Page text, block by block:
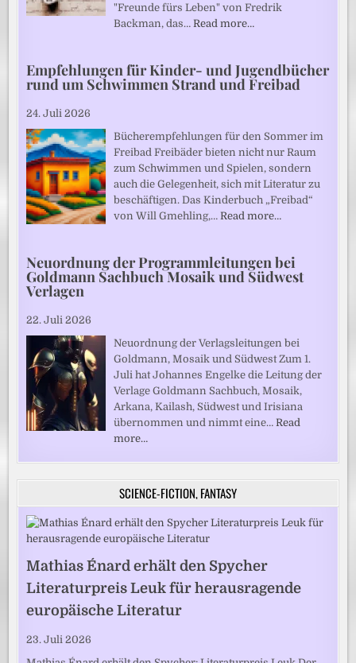
"Freunde fürs Leben" von Fredrik
Backman, das…Read more…
Empfehlungen für Kinder- und Jugendbücher
rund um Schwimmen Strand und Freibad
24. Juli 2026
Bücherempfehlungen für den Sommer im
Freibad Freibäder bieten nicht nur Raum
zum Schwimmen und Spielen, sondern
auch die Gelegenheit, sich mit Literatur zu
beschäftigen. Das Kinderbuch „Freibad“
von Will Gmehling,…Read more…
Neuordnung der Programmleitungen bei
Goldmann Sachbuch Mosaik und Südwest
Verlagen
22. Juli 2026
Neuordnung der Verlagsleitungen bei
Goldmann, Mosaik und Südwest Zum 1.
Juli hat Johannes Engelke die Leitung der
Verlage Goldmann Sachbuch, Mosaik,
Arkana, Kailash, Südwest und Irisiana
übernommen und nimmt eine…Read
more…
SCIENCE-FICTION, FANTASY
Mathias Énard erhält den Spycher
Literaturpreis Leuk für herausragende
europäische Literatur
23. Juli 2026